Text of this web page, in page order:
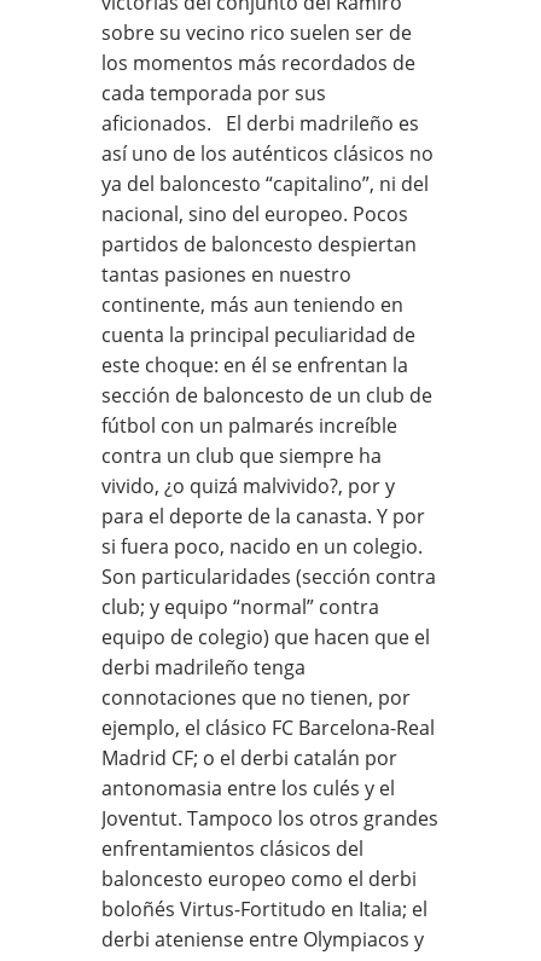
sobre su vecino rico suelen ser de
los momentos más recordados de
cada temporada por sus
aficionados. El derbi madrileño es
así uno de los auténticos clásicos no
ya del baloncesto “capitalino”, ni del
nacional, sino del europeo. Pocos
partidos de baloncesto despiertan
tantas pasiones en nuestro
continente, más aun teniendo en
cuenta la principal peculiaridad de
este choque: en él se enfrentan la
sección de baloncesto de un club de
fútbol con un palmarés increíble
contra un club que siempre ha
vivido, ¿o quizá malvivido?, por y
para el deporte de la canasta. Y por
si fuera poco, nacido en un colegio.
Son particularidades (sección contra
club; y equipo “normal” contra
equipo de colegio) que hacen que el
derbi madrileño tenga
connotaciones que no tienen, por
ejemplo, el clásico FC Barcelona-Real
Madrid CF; o el derbi catalán por
antonomasia entre los culés y el
Joventut. Tampoco los otros grandes
enfrentamientos clásicos del
baloncesto europeo como el derbi
boloñés Virtus-Fortitudo en Italia; el
derbi ateniense entre Olympiacos y